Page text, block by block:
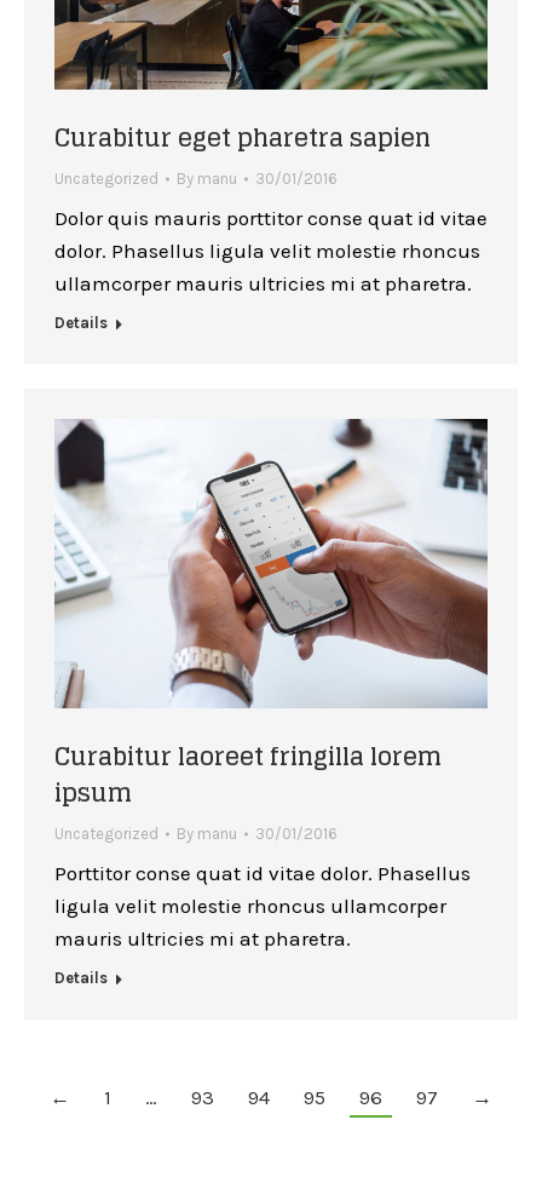
Curabitur eget pharetra sapien
Uncategorized By manu 30/01/2016
Dolor quis mauris porttitor conse quat id vitae
dolor. Phasellus ligula velit molestie rhoncus
ullamcorper mauris ultricies mi at pharetra.
Details
Curabitur laoreet fringilla lorem
ipsum
Uncategorized By manu 30/01/2016
Porttitor conse quat id vitae dolor. Phasellus
ligula velit molestie rhoncus ullamcorper
mauris ultricies mi at pharetra.
Details
← 1 … 93 94 95 96 97 →